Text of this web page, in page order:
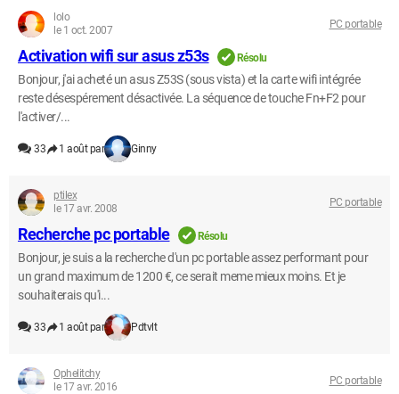
lolo
le 1 oct. 2007
PC portable
Activation wifi sur asus z53s Résolu
Bonjour, j'ai acheté un asus Z53S (sous vista) et la carte wifi intégrée
reste désespérement désactivée. La séquence de touche Fn+F2 pour
l'activer/...
33 1 août par Ginny
ptilex
le 17 avr. 2008
PC portable
Recherche pc portable Résolu
Bonjour, je suis a la recherche d'un pc portable assez performant pour
un grand maximum de 1200 €, ce serait meme mieux moins. Et je
souhaiterais qu'i...
33 1 août par Pdtvlt
Ophelitchy
le 17 avr. 2016
PC portable